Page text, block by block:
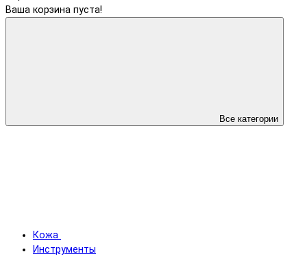
Ваша корзина пуста!
Все категории
Кожа
Инструменты